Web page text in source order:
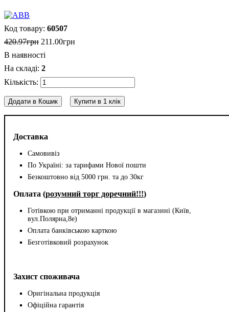
Доставка
Самовивіз
По Україні: за тарифами Нової пошти
Безкоштовно від 5000 грн. та до 30кг
Оплата (розумний торг доречний!!!)
Готівкою при отриманні продукції в магазині (Київ,
вул.Полярна,8е)
Оплата банківською карткою
Безготівковий розрахунок
Захист споживача
Оригінальна продукція
Офіційна гарантія
60507
420.97грн 211 .00грн
В наявності
2
Додати в Кошик Купити в 1 клік